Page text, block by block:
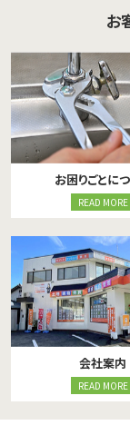
お
お困りごとに
READ MORE
会社案内
READ MORE